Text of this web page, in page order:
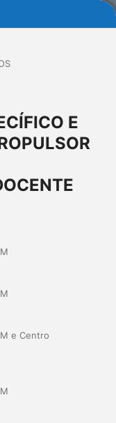
E
e Centro